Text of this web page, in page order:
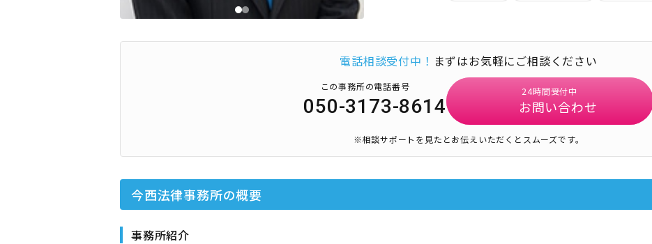
電話相談受付中！ まずはお気軽にご相談ください
この事務所の電話番号
050-3173-8614
24時間受付中
お問い合わせ
※相談サポートを見たとお伝えいただくとスムーズです。
今西法律事務所の概要
事務所紹介